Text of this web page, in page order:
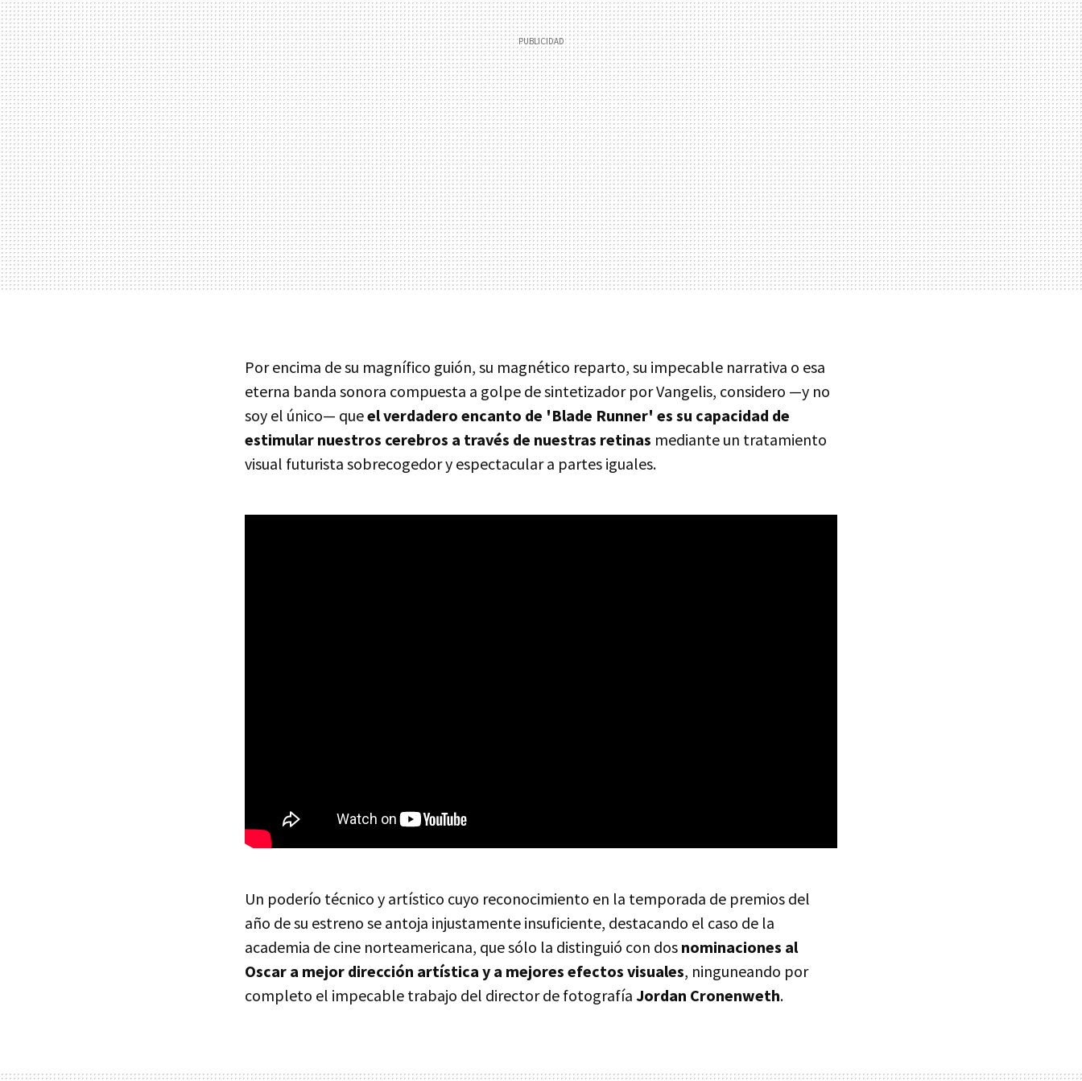
Por encima de su magnífico guión, su magnético reparto, su impecable narrativa o esa
eterna banda sonora compuesta a golpe de sintetizador por Vangelis, considero —y no
soy el único— queel verdadero encanto de 'Blade Runner' es su capacidad de
estimular nuestros cerebros a través de nuestras retinas mediante un tratamiento
visual futurista sobrecogedor y espectacular a partes iguales.
Un poderío técnico y artístico cuyo reconocimiento en la temporada de premios del
año de su estreno se antoja injustamente insuficiente, destacando el caso de la
academia de cine norteamericana, que sólo la distinguió con dos nominaciones al
Oscar a mejor dirección artística y a mejores efectos visuales, ninguneando por
completo el impecable trabajo del director de fotografía Jordan Cronenweth.